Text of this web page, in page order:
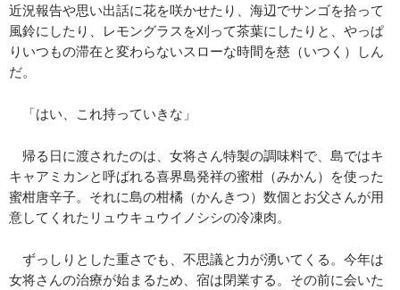
近況報告や思い出話に花を咲かせたり、海辺でサンゴを拾って
風鈴にしたり、レモングラスを刈って茶葉にしたりと、やっぱ
りいつもの滞在と変わらないスローな時間を慈（いつく）しん
だ。
「はい、これ持っていきな」
帰る日に渡されたのは、女将さん特製の調味料で、島ではキ
キャアミカンと呼ばれる喜界島発祥の蜜柑（みかん）を使った
蜜柑唐辛子。それに島の柑橘（かんきつ）数個とお父さんが用
意してくれたリュウキュウイノシシの冷凍肉。
ずっしりとした重さでも、不思議と力が湧いてくる。今年は
女将さんの治療が始まるため、宿は閉業する。その前に会いた